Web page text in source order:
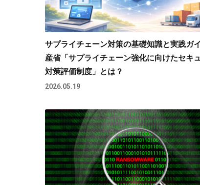
サプライチェーン対策の基礎知識と実践ガ
産省「サプライチェーン強化に向けたセキ
対策評価制度」とは？
2026.05.19